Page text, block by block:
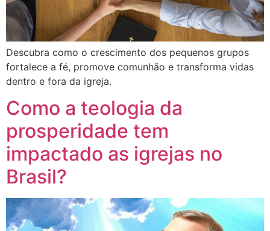
Descubra como o crescimento dos pequenos grupos
fortalece a fé, promove comunhão e transforma vidas
dentro e fora da igreja.
Como a teologia da
prosperidade tem
impactado as igrejas no
Brasil?